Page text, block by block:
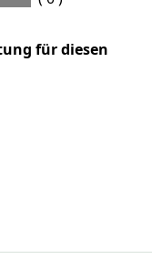
für diesen